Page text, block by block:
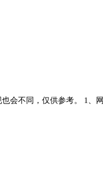
会不同，仅供参考。 1、